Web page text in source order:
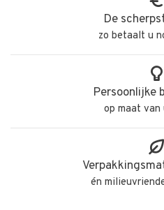
De
zo betaalt u
Persoonlijke
op maat
én